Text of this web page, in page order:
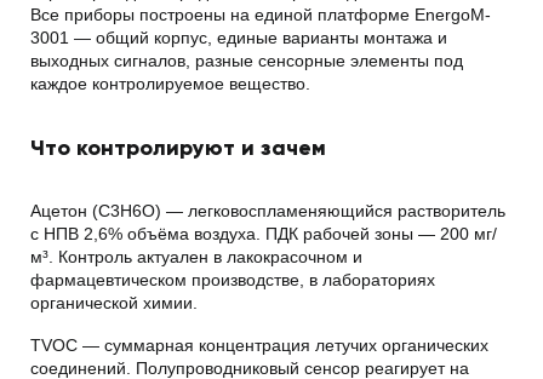
Все приборы построены на единой платформе EnergoM-
3001 — общий корпус, единые варианты монтажа и
выходных сигналов, разные сенсорные элементы под
каждое контролируемое вещество.
Что контролируют и зачем
Ацетон (C3H6O) — легковоспламеняющийся растворитель
с НПВ 2,6% объёма воздуха. ПДК рабочей зоны — 200 мг/
м³. Контроль актуален в лакокрасочном и
фармацевтическом производстве, в лабораториях
органической химии.
TVOC — суммарная концентрация летучих органических
соединений. Полупроводниковый сенсор реагирует на